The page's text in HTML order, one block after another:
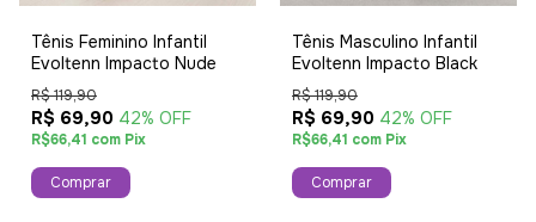
Tênis Feminino Infantil
Evoltenn Impacto Nude
R$ 119,90
R$ 69,90 42% OFF
R$66,41 com Pix
Comprar
Tênis Masculino Infantil
Evoltenn Impacto Black
R$ 119,90
R$ 69,90 42% OFF
R$66,41 com Pix
Comprar